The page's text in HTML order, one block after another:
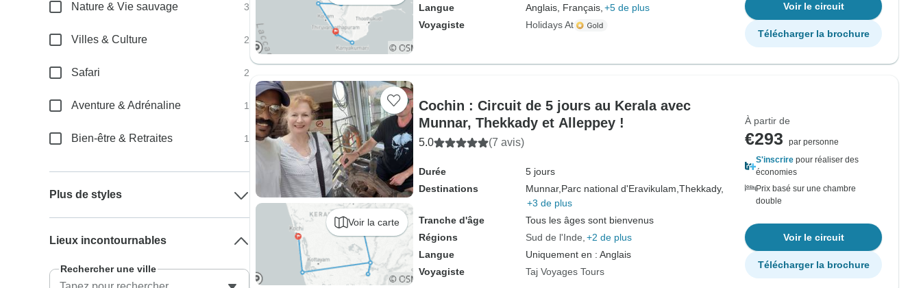
Langue
Anglais, Français, +5 de plus
Voyagiste
Holidays At
Voir le circuit
Télécharger la brochure
Voir la carte
Cochin : Circuit de 5 jours au Kerala avec
Munnar, Thekkady et Alleppey !
5.0 (7 avis)
Durée
5 jours
Destinations
Munnar, Parc national d'Eravikulam, Thekkady,
+3 de plus
Tranche d'âge
Tous les âges sont bienvenus
Régions
Sud de l'Inde +2 de plus
Langue
Uniquement en : Anglais
Voyagiste
Taj Voyages Tours
À partir de
€293
par personne
S'inscrire pour réaliser des
économies
Prix basé sur une chambre
double
Voir le circuit
Télécharger la brochure
Nature & Vie sauvage 3
Villes & Culture 2
Safari 2
Aventure & Adrénaline 1
Bien-être & Retraites 1
Plus de styles
Lieux incontournables
Rechercher une ville